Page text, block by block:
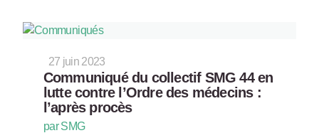
27 juin 2023
Communiqué du collectif SMG 44 en
lutte contre l’Ordre des médecins :
l’après procès
par SMG